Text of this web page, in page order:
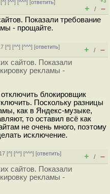
^] [^^] [^^^] [ответить]
+ / –
Показали требование
- прощайте.
[^] [^^] [^^^] [ответить]
+ / –
сайтов. Показали
рекламы -
блокировщик
Поскольку разницы
как в Яндекс-музыке,
то оставил всё как
не очень много, поэтому
исключение.
[^] [^^] [^^^] [ответить]
+ / –
сайтов. Показали
рекламы -